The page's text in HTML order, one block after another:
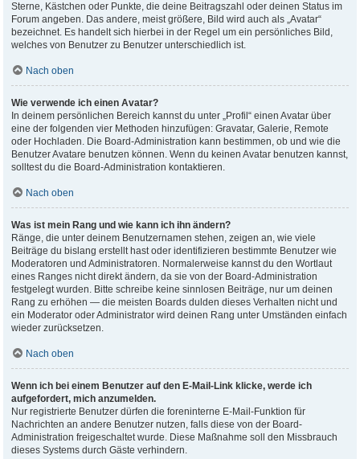
Sterne, Kästchen oder Punkte, die deine Beitragszahl oder deinen Status im
Forum angeben. Das andere, meist größere, Bild wird auch als „Avatar“
bezeichnet. Es handelt sich hierbei in der Regel um ein persönliches Bild,
welches von Benutzer zu Benutzer unterschiedlich ist.
Nach oben
Wie verwende ich einen Avatar?
In deinem persönlichen Bereich kannst du unter „Profil“ einen Avatar über
eine der folgenden vier Methoden hinzufügen: Gravatar, Galerie, Remote
oder Hochladen. Die Board-Administration kann bestimmen, ob und wie die
Benutzer Avatare benutzen können. Wenn du keinen Avatar benutzen kannst,
solltest du die Board-Administration kontaktieren.
Nach oben
Was ist mein Rang und wie kann ich ihn ändern?
Ränge, die unter deinem Benutzernamen stehen, zeigen an, wie viele
Beiträge du bislang erstellt hast oder identifizieren bestimmte Benutzer wie
Moderatoren und Administratoren. Normalerweise kannst du den Wortlaut
eines Ranges nicht direkt ändern, da sie von der Board-Administration
festgelegt wurden. Bitte schreibe keine sinnlosen Beiträge, nur um deinen
Rang zu erhöhen — die meisten Boards dulden dieses Verhalten nicht und
ein Moderator oder Administrator wird deinen Rang unter Umständen einfach
wieder zurücksetzen.
Nach oben
Wenn ich bei einem Benutzer auf den E-Mail-Link klicke, werde ich
aufgefordert, mich anzumelden.
Nur registrierte Benutzer dürfen die foreninterne E-Mail-Funktion für
Nachrichten an andere Benutzer nutzen, falls diese von der Board-
Administration freigeschaltet wurde. Diese Maßnahme soll den Missbrauch
dieses Systems durch Gäste verhindern.